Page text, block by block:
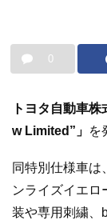
0
トヨタ自動車株
w Limited”」 を
同特別仕様車は
ンライズイエロ
装や専用刺繍、